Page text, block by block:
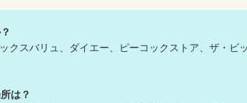
クスバリュ、ダイエー、ピーコックストア、ザ・ビ
は？